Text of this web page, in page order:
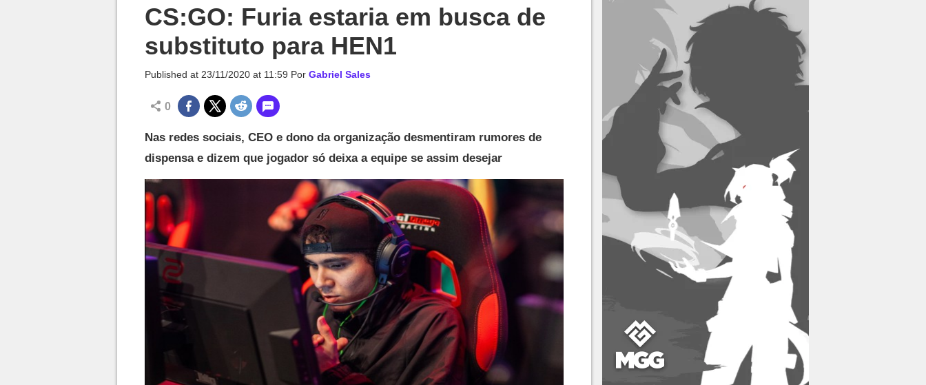
CS:GO: Furia estaria em busca de
substituto para HEN1
Published at 23/11/2020 at 11:59 Por Gabriel Sales
0
Nas redes sociais, CEO e dono da organização desmentiram rumores de
dispensa e dizem que jogador só deixa a equipe se assim desejar